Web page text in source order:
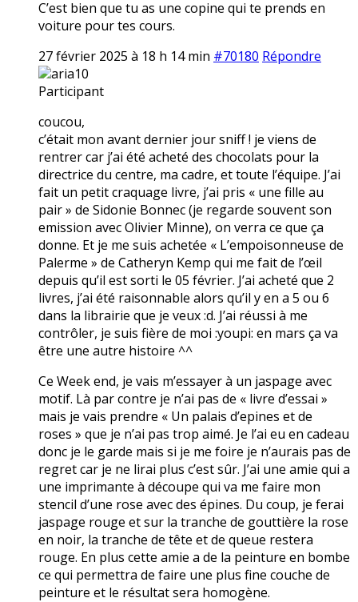
C’est bien que tu as une copine qui te prends en
voiture pour tes cours.
27 février 2025 à 18 h 14 min #70180 Répondre
aria10
Participant
coucou,
c’était mon avant dernier jour sniff ! je viens de
rentrer car j’ai été acheté des chocolats pour la
directrice du centre, ma cadre, et toute l’équipe. J’ai
fait un petit craquage livre, j’ai pris « une fille au
pair » de Sidonie Bonnec (je regarde souvent son
emission avec Olivier Minne), on verra ce que ça
donne. Et je me suis achetée « L’empoisonneuse de
Palerme » de Catheryn Kemp qui me fait de l’œil
depuis qu’il est sorti le 05 février. J’ai acheté que 2
livres, j’ai été raisonnable alors qu’il y en a 5 ou 6
dans la librairie que je veux :d. J’ai réussi à me
contrôler, je suis fière de moi :youpi: en mars ça va
être une autre histoire ^^
Ce Week end, je vais m’essayer à un jaspage avec
motif. Là par contre je n’ai pas de « livre d’essai »
mais je vais prendre « Un palais d’epines et de
roses » que je n’ai pas trop aimé. Je l’ai eu en cadeau
donc je le garde mais si je me foire je n’aurais pas de
regret car je ne lirai plus c’est sûr. J’ai une amie qui a
une imprimante à découpe qui va me faire mon
stencil d’une rose avec des épines. Du coup, je ferai
jaspage rouge et sur la tranche de gouttière la rose
en noir, la tranche de tête et de queue restera
rouge. En plus cette amie a de la peinture en bombe
ce qui permettra de faire une plus fine couche de
peinture et le résultat sera homogène.